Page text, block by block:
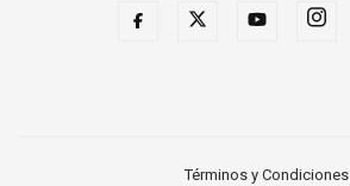
Términos y Condiciones